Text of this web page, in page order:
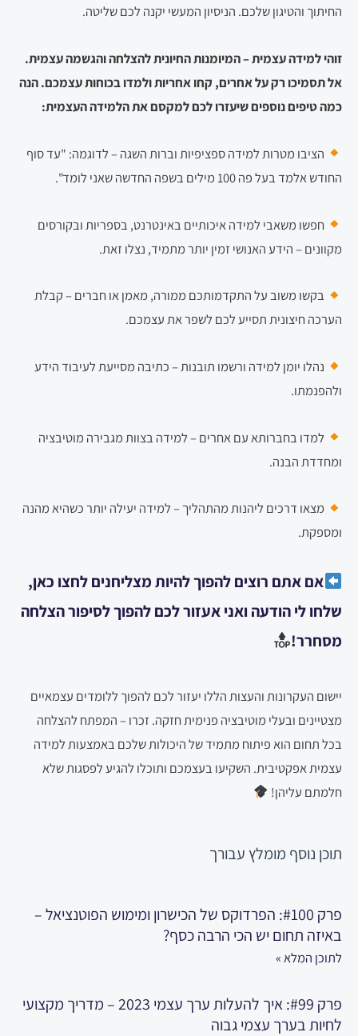
החיתוך והטיגון שלכם. הניסיון המעשי יקנה לכם שליטה.
זוהי למידה עצמית – המיומנות החיונית להצלחה והגשמה עצמית.
אל תסמיכו רק על אחרים, קחו אחריות ולמדו בכוחות עצמכם. הנה
כמה טיפים נוספים שיעזרו לכם למקסם את הלמידה העצמית:
הציבו מטרות למידה ספציפיות וברות השגה – לדוגמה: "עד סוף
החודש אלמד בעל פה 100 מילים בשפה החדשה שאני לומד".
חפשו משאבי למידה איכותיים באינטרנט, בספריות ובקורסים
מקוונים – הידע האנושי זמין יותר מתמיד, נצלו זאת.
בקשו משוב על התקדמותכם ממורה, מאמן או חברים – קבלת
הערכה חיצונית תסייע לכם לשפר את עצמכם.
נהלו יומן למידה ורשמו תובנות – כתיבה מסייעת לעיבוד הידע
ולהפנמתו.
למדו בחברותא עם אחרים – למידה בצוות מגבירה מוטיבציה
ומחדדת הבנה.
מצאו דרכים ליהנות מהתהליך – למידה יעילה יותר כשהיא מהנה
ומספקת.
אם אתם רוצים להפוך להיות מצליחנים לחצו כאן,
שלחו לי הודעה ואני אעזור לכם להפוך לסיפור הצלחה
מסחרר!
יישום העקרונות והעצות הללו יעזור לכם להפוך ללומדים עצמאיים
מצטיינים ובעלי מוטיבציה פנימית חזקה. זכרו – המפתח להצלחה
בכל תחום הוא פיתוח מתמיד של היכולות שלכם באמצעות למידה
עצמית אפקטיבית. השקיעו בעצמכם ותוכלו להגיע לפסגות שלא
חלמתם עליהן!
תוכן נוסף מומלץ עבורך
פרק #100: הפרדוקס של הכישרון ומימוש הפוטנציאל –
באיזה תחום יש הכי הרבה כסף?
לתוכן המלא »
פרק #99: איך להעלות ערך עצמי 2023 – מדריך מקצועי
לחיות בערך עצמי גבוה